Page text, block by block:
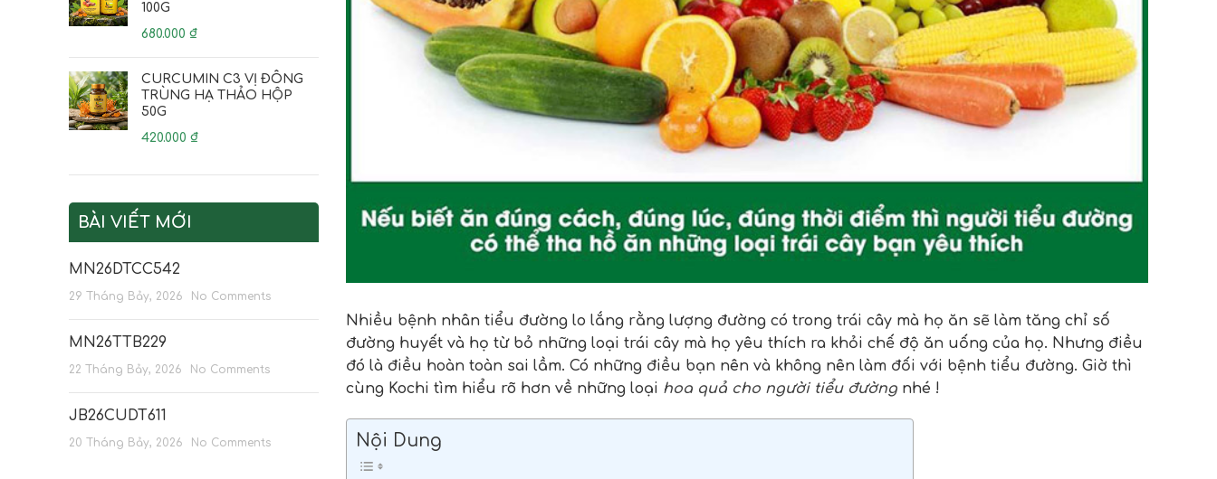
Nhiều bệnh nhân tiểu đường lo lắng rằng lượng đường có trong trái cây mà họ ăn sẽ làm tăng chỉ số
đường huyết và họ từ bỏ những loại trái cây mà họ yêu thích ra khỏi chế độ ăn uống của họ. Nhưng điều
đó là điều hoàn toàn sai lầm. Có những điều bạn nên và không nên làm đối với bệnh tiểu đường. Giờ thì
cùng Kochi tìm hiểu rõ hơn về những loại hoa quả cho người tiểu đườngnhé !
Nội Dung
100G
680.000 ₫
CURCUMIN C3 VỊ ĐÔNG
TRÙNG HẠ THẢO HỘP
50G
420.000 ₫
BÀI VIẾT MỚI
MN26DTCC542
29 Tháng Bảy, 2026 No Comments
MN26TTB229
22 Tháng Bảy, 2026 No Comments
JB26CUDT611
20 Tháng Bảy, 2026 No Comments